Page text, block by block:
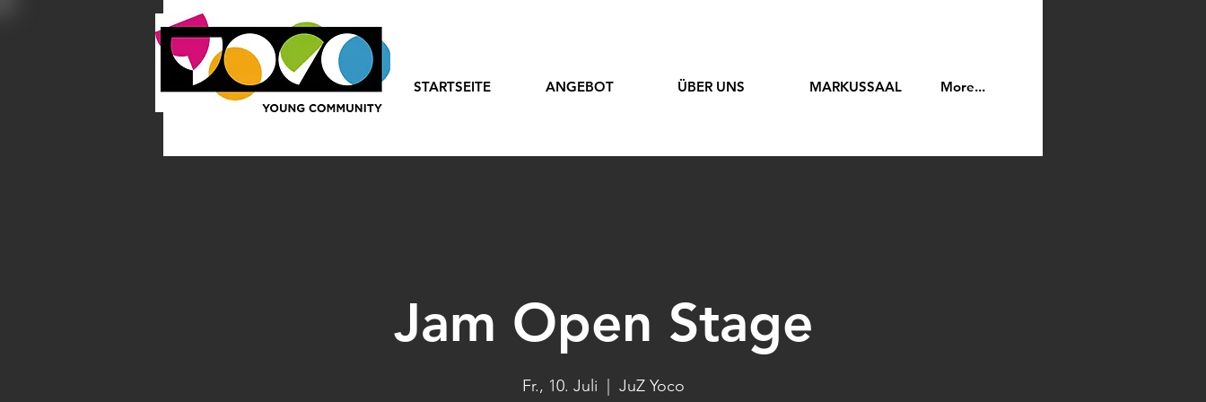
STARTSEITE ANGEBOT ÜBER UNS MARKUSSAAL More...
Jam Open Stage
Fr., 10. Juli JuZ Yoco